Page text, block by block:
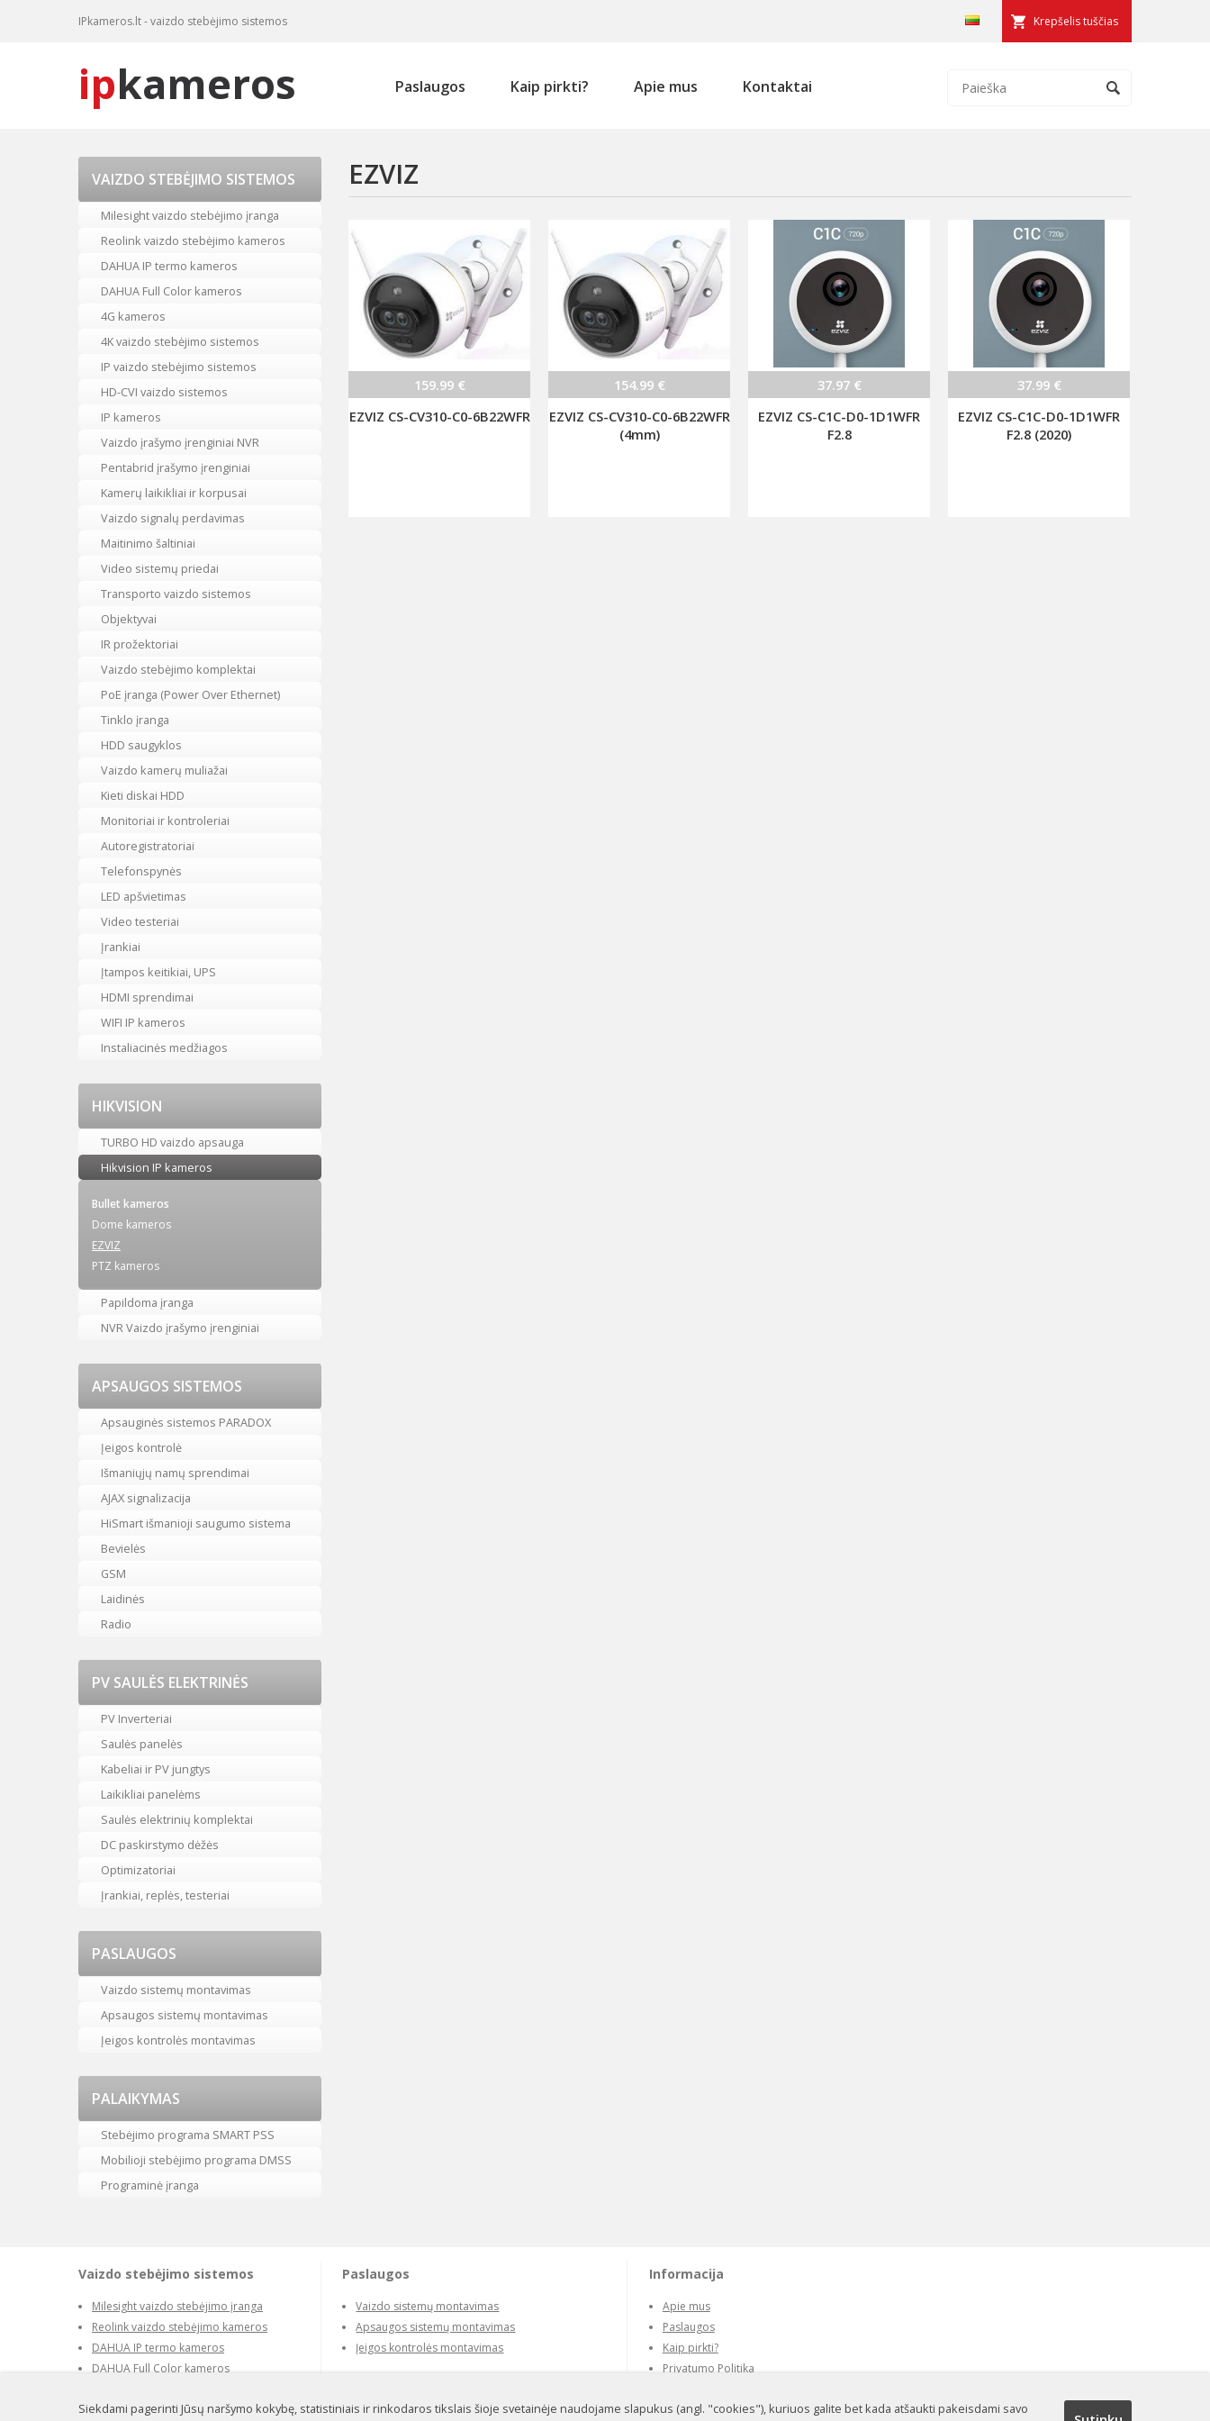
Krepšelis tuščias
IPkameros.lt - vaizdo stebėjimo sistemos
Paslaugos Kaip pirkti? Apie mus Kontaktai
ipkameros
VAIZDO STEBĖJIMO SISTEMOS
Milesight vaizdo stebėjimo įranga
Reolink vaizdo stebėjimo kameros
DAHUA IP termo kameros
DAHUA Full Color kameros
4G kameros
4K vaizdo stebėjimo sistemos
IP vaizdo stebėjimo sistemos
HD-CVI vaizdo sistemos
IP kameros
Vaizdo įrašymo įrenginiai NVR
Pentabrid įrašymo įrenginiai
Kamerų laikikliai ir korpusai
Vaizdo signalų perdavimas
Maitinimo šaltiniai
Video sistemų priedai
Transporto vaizdo sistemos
Objektyvai
IR prožektoriai
Vaizdo stebėjimo komplektai
PoE įranga (Power Over Ethernet)
Tinklo įranga
HDD saugyklos
Vaizdo kamerų muliažai
Kieti diskai HDD
Monitoriai ir kontroleriai
Autoregistratoriai
Telefonspynės
LED apšvietimas
Video testeriai
Įrankiai
Įtampos keitikiai, UPS
HDMI sprendimai
WIFI IP kameros
Instaliacinės medžiagos
HIKVISION
TURBO HD vaizdo apsauga
Hikvision IP kameros
Bullet kameros
Dome kameros
EZVIZ
PTZ kameros
Papildoma įranga
NVR Vaizdo įrašymo įrenginiai
APSAUGOS SISTEMOS
Apsauginės sistemos PARADOX
Įeigos kontrolė
Išmaniųjų namų sprendimai
AJAX signalizacija
HiSmart išmanioji saugumo sistema
Bevielės
GSM
Laidinės
Radio
PV SAULĖS ELEKTRINĖS
PV Inverteriai
Saulės panelės
Kabeliai ir PV jungtys
Laikikliai panelėms
Saulės elektrinių komplektai
DC paskirstymo dėžės
Optimizatoriai
Įrankiai, replės, testeriai
PASLAUGOS
Vaizdo sistemų montavimas
Apsaugos sistemų montavimas
Įeigos kontrolės montavimas
PALAIKYMAS
Stebėjimo programa SMART PSS
Mobilioji stebėjimo programa DMSS
Programinė įranga
EZVIZ
159.99 €
EZVIZ CS-CV310-C0-6B22WFR
154.99 €
EZVIZ CS-CV310-C0-6B22WFR
(4mm)
37.97 €
EZVIZ CS-C1C-D0-1D1WFR
F2.8
37.99 €
EZVIZ CS-C1C-D0-1D1WFR
F2.8 (2020)
Vaizdo stebėjimo sistemos
Milesight vaizdo stebėjimo įranga
Reolink vaizdo stebėjimo kameros
DAHUA IP termo kameros
DAHUA Full Color kameros
Paslaugos
Vaizdo sistemų montavimas
Apsaugos sistemų montavimas
Įeigos kontrolės montavimas
Informacija
Apie mus
Paslaugos
Kaip pirkti?
Privatumo Politika
Siekdami pagerinti Jūsų naršymo kokybę, statistiniais ir rinkodaros tikslais šioje svetainėje naudojame slapukus (angl. "cookies"), kuriuos galite bet kada atšaukti pakeisdami savo